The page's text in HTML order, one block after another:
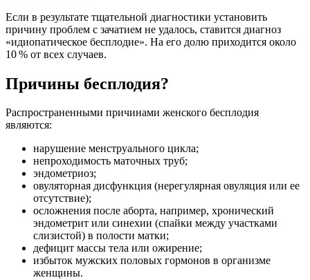
Если в результате тщательной диагностики установить
причину проблем с зачатием не удалось, ставится диагноз
«идиопатическое бесплодие». На его долю приходится около
10 % от всех случаев.
Причины бесплодия?
Распространенными причинами женского бесплодия
являются:
нарушение менструального цикла;
непроходимость маточных труб;
эндометриоз;
овуляторная дисфункция (нерегулярная овуляция или ее
отсутствие);
осложнения после аборта, например, хронический
эндометрит или синехии (спайки между участками
слизистой) в полости матки;
дефицит массы тела или ожирение;
избыток мужских половых гормонов в организме
женщины.